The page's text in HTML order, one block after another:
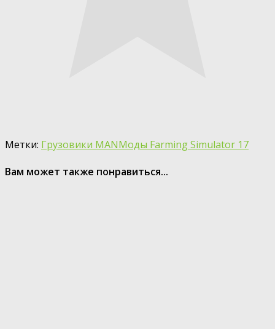
Метки: Грузовики MANМоды Farming Simulator 17
Вам может также понравиться...